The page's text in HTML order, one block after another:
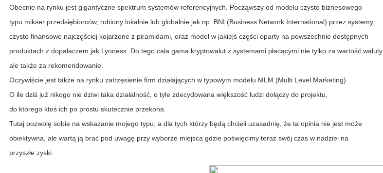
Obecnie na rynku jest gigantyczne spektrum systemów referencyjnych. Począwszy od modelu czysto biznesowego
typu mikser przedsiębiorców, robiony lokalnie lub globalnie jak np. BNI (Business Network International) przez systemy
czysto finansowe najczęściej kojarzone z piramidami, oraz model w jakiejś części oparty na powszechnie dostępnych
produktach z dopalaczem jak Lyoness. Do tego cala gama kryptowalut z systemami płacącymi nie tylko za wartość waluty,
ale także za rekomendowanie.
Oczywiście jest także na rynku zatrzęsienie firm działających w typowym modelu MLM (Multi Level Marketing).
O ile dziś już nikogo nie dziwi taka działalność, o tyle zdecydowana większość ludzi dołączy do projektu,
do którego ktoś ich po prostu skutecznie przekona.
Tutaj pozwolę sobie na wskazanie mojego typu, a dla tych którzy będą chcieli uzasadnię, że ta opinia nie jest może
obiektywna, ale wartą ją brać pod uwagę przy wyborze miejsca gdzie poświęcimy teraz swój czas w nadziei na
przyszłe zyski.